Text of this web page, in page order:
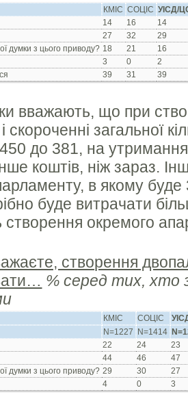
КМІС СОЦІС УІСД/
14 16
14
27 32
29
думки з цього приводу? 18 21
16
3 0
2
39 31 39
вважають, що при
скороченні загальної
450 до 381, на
коштів, ніж зараз.
в якому буде
буде витрачати
створення окремого
створення
% серед тих, хто
КМІС СОЦІС
N=1227
N=1414
22 24
23
44 46
47
думки з цього приводу? 29 30
27
4 0 3